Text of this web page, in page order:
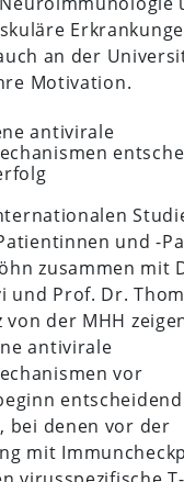
an der
Motivation.
antivirale
und -
zusammen mit
und Prof. Dr.
von der MHH
antivirale
vor
bei denen vor der
mit